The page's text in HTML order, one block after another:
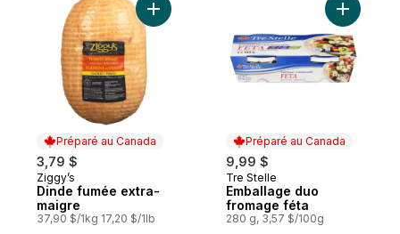
Préparé au Canada
3,79 $
Préparé au Canada
Ziggy’s
Dinde fumée extra-
maigre
37,90 $/1kg 17,20 $/1lb
Ajouter Dinde fumée extra-maigre au
Préparé au Canada
9,99 $
Préparé au Canada
Tre Stelle
Emballage duo
fromage féta
280 g, 3,57 $/100g
Ajouter